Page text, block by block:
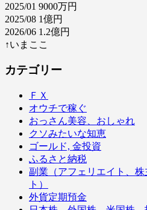
2025/01 9000万円
2025/08 1億円
2026/06 1.2億円
↑いまここ
カテゴリー
ＦＸ
オウチで稼ぐ
おっさん美容、おしゃれ
クソみたいな知恵
ゴールド, 金投資
ふるさと納税
副業（アフェリエイト、
ト）
外貨定期預金